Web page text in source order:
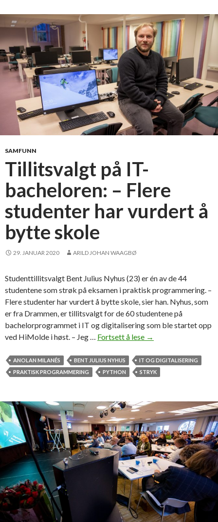
r
å
t
h
n
:
O
h
ø
k
p
t
SAMFUNN
Tillitsvalgt på IT-
bacheloren: – Flere
studenter har vurdert å
bytte skole
29. JANUAR 2020 ARILD JOHAN WAAGBØ
Studenttillitsvalgt Bent Julius Nyhus (23) er én av de 44
studentene som strøk på eksamen i praktisk programmering. –
Flere studenter har vurdert å bytte skole, sier han. Nyhus, som
er fra Drammen, er tillitsvalgt for de 60 studentene på
bachelorprogrammet i IT og digitalisering som ble startet opp
ved HiMolde i høst. – Jeg … Fortsett å lese T
l
l
s
v
a
l
g
t
p
å
I
T
→
ANOLAN MILANÉS BENT JULIUS NYHUS
IT OG DIGITALISERING
PRAKTISK PROGRAMMERING
PYTHON STRYK